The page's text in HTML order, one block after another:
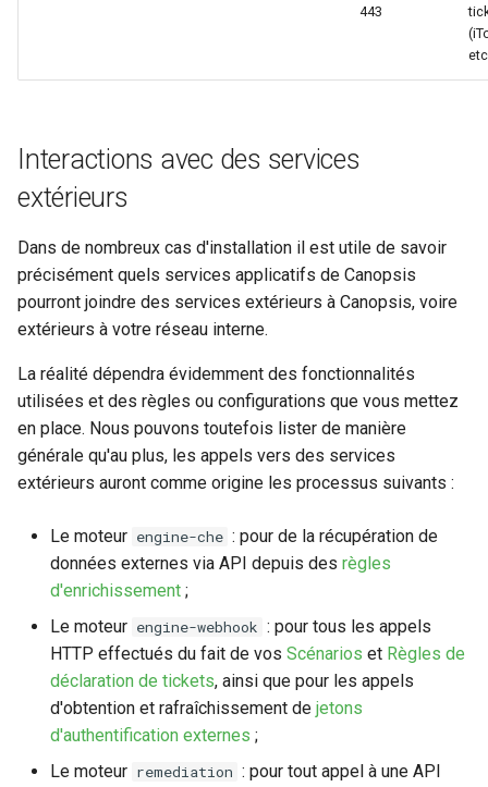
443
Interactions avec des services
extérieurs
Dans de nombreux cas d'installation il est utile de savoir
précisément quels services applicatifs de Canopsis
pourront joindre des services extérieurs à Canopsis, voire
extérieurs à votre réseau interne.
La réalité dépendra évidemment des fonctionnalités
utilisées et des règles ou configurations que vous mettez
en place. Nous pouvons toutefois lister de manière
générale qu'au plus, les appels vers des services
extérieurs auront comme origine les processus suivants :
Le moteur engine-che : pour de la récupération de
données externes via API depuis des règles
d'enrichissement ;
Le moteur engine-webhook : pour tous les appels
HTTP effectués du fait de vos Scénarios et Règles de
déclaration de tickets, ainsi que pour les appels
d'obtention et rafraîchissement de jetons
d'authentification externes ;
Le moteur remediation : pour tout appel à une API